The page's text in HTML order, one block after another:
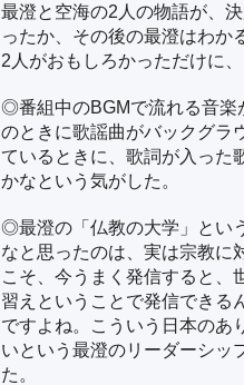
最澄と空海の2人の物語が、
ったか、その後の最澄はわか
2人がおもしろかっただけに
◎番組中のBGMで流れる音楽
のときに歌謡曲がバックグラ
ているときに、歌詞が入った
かなという気がした。
◎最澄の「仏教の大学」とい
なと思ったのは、実は宗教に
こそ、今うまく発信すると、
習えということで発信できる
ですよね。こういう日本のあ
いという最澄のリーダーシッ
た。